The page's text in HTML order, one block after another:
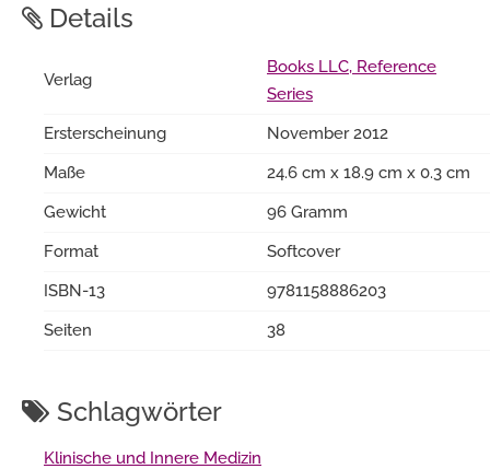
Details
Verlag
Books LLC, Reference
Series
Ersterscheinung
November 2012
Maße
24.6 cm x 18.9 cm x 0.3 cm
Gewicht
96 Gramm
Format
Softcover
ISBN-13
9781158886203
Seiten
38
Schlagwörter
Klinische und Innere Medizin